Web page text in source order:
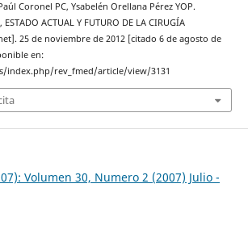
Coronel PC, Ysabelén Orellana Pérez YOP.
ACTUAL Y FUTURO DE LA CIRUGÍA
25 de noviembre de 2012 [citado 6 de agosto de
en:
index.php/rev_fmed/article/view/3131
Volumen 30, Numero 2 (2007) Julio -